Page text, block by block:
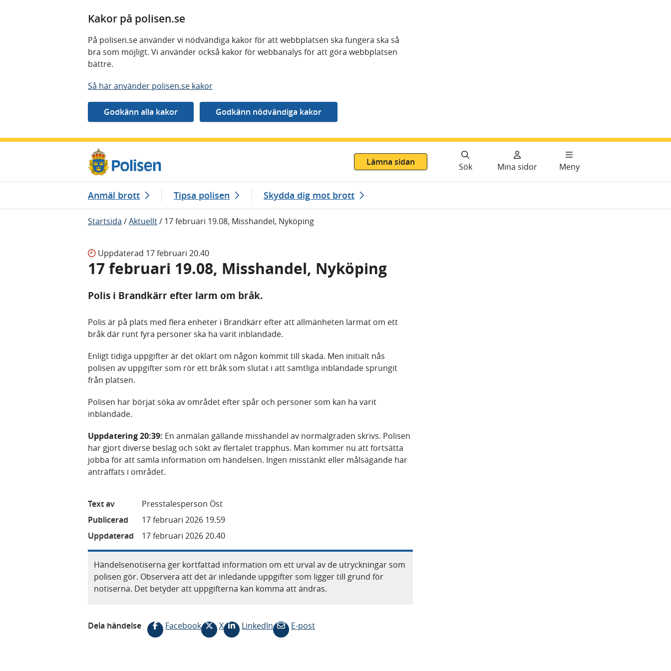
Kakor på polisen.se
På polisen.se använder vi nödvändiga kakor för att webbplatsen ska fungera ska så
bra som möjligt. Vi använder också kakor för webbanalys för att göra webbplatsen
bättre.
Så här använder polisen.se kakor
Lämna sidan
Sök Mina sidor Meny
Anmäl brott Tipsa polisen Skydda dig mot brott
Startsida /Aktuellt/ 17 februari 19.08, Misshandel, Nyköping
Uppdaterad 17 februari 20.40
17 februari 19.08, Misshandel, Nyköping
Polis i Brandkärr efter larm om bråk.
Polis är på plats med flera enheter i Brandkärr efter att allmänheten larmat om ett
bråk där runt fyra personer ska ha varit inblandade.
Enligt tidiga uppgifter är det oklart om någon kommit till skada. Men initialt nås
polisen av uppgifter som rör ett bråk som slutat i att samtliga inblandade sprungit
från platsen.
Polisen har börjat söka av området efter spår och personer som kan ha varit
inblandade.
Uppdatering 20:39: En anmälan gällande misshandel av normalgraden skrivs. Polisen
har gjort diverse beslag och sökt av flertalet trapphus. Man kommer nu att fortsätta
jobba för att samla information om händelsen. Ingen misstänkt eller målsägande har
anträffats i området.
Text av
Presstalesperson Öst
Publicerad
17 februari 2026 19.59
Uppdaterad
17 februari 2026 20.40
Händelsenotiserna ger kortfattad information om ett urval av de utryckningar som
polisen gör. Observera att det är inledande uppgifter som ligger till grund för
notiserna. Det betyder att uppgifterna kan komma att ändras.
Dela händelse Facebook X LinkedIn E-post